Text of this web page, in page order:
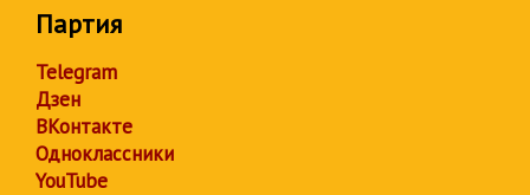
Партия
Telegram
Дзен
ВКонтакте
Одноклассники
YouTube